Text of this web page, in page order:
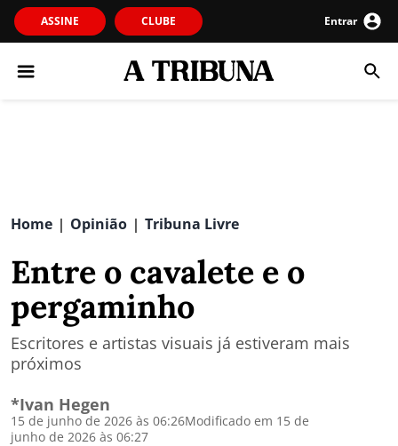
ASSINE CLUBE Entrar
Home | Opinião | Tribuna Livre
Entre o cavalete e o
pergaminho
Escritores e artistas visuais já estiveram mais
próximos
*Ivan Hegen
15 de junho de 2026 às 06:26Modificado em 15 de
junho de 2026 às 06:27